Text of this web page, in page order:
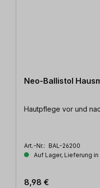
Neo-Ballistol
Hautpflege vor und
Art.-Nr.: BAL-26200
Auf Lager, Lieferung
8,98 €